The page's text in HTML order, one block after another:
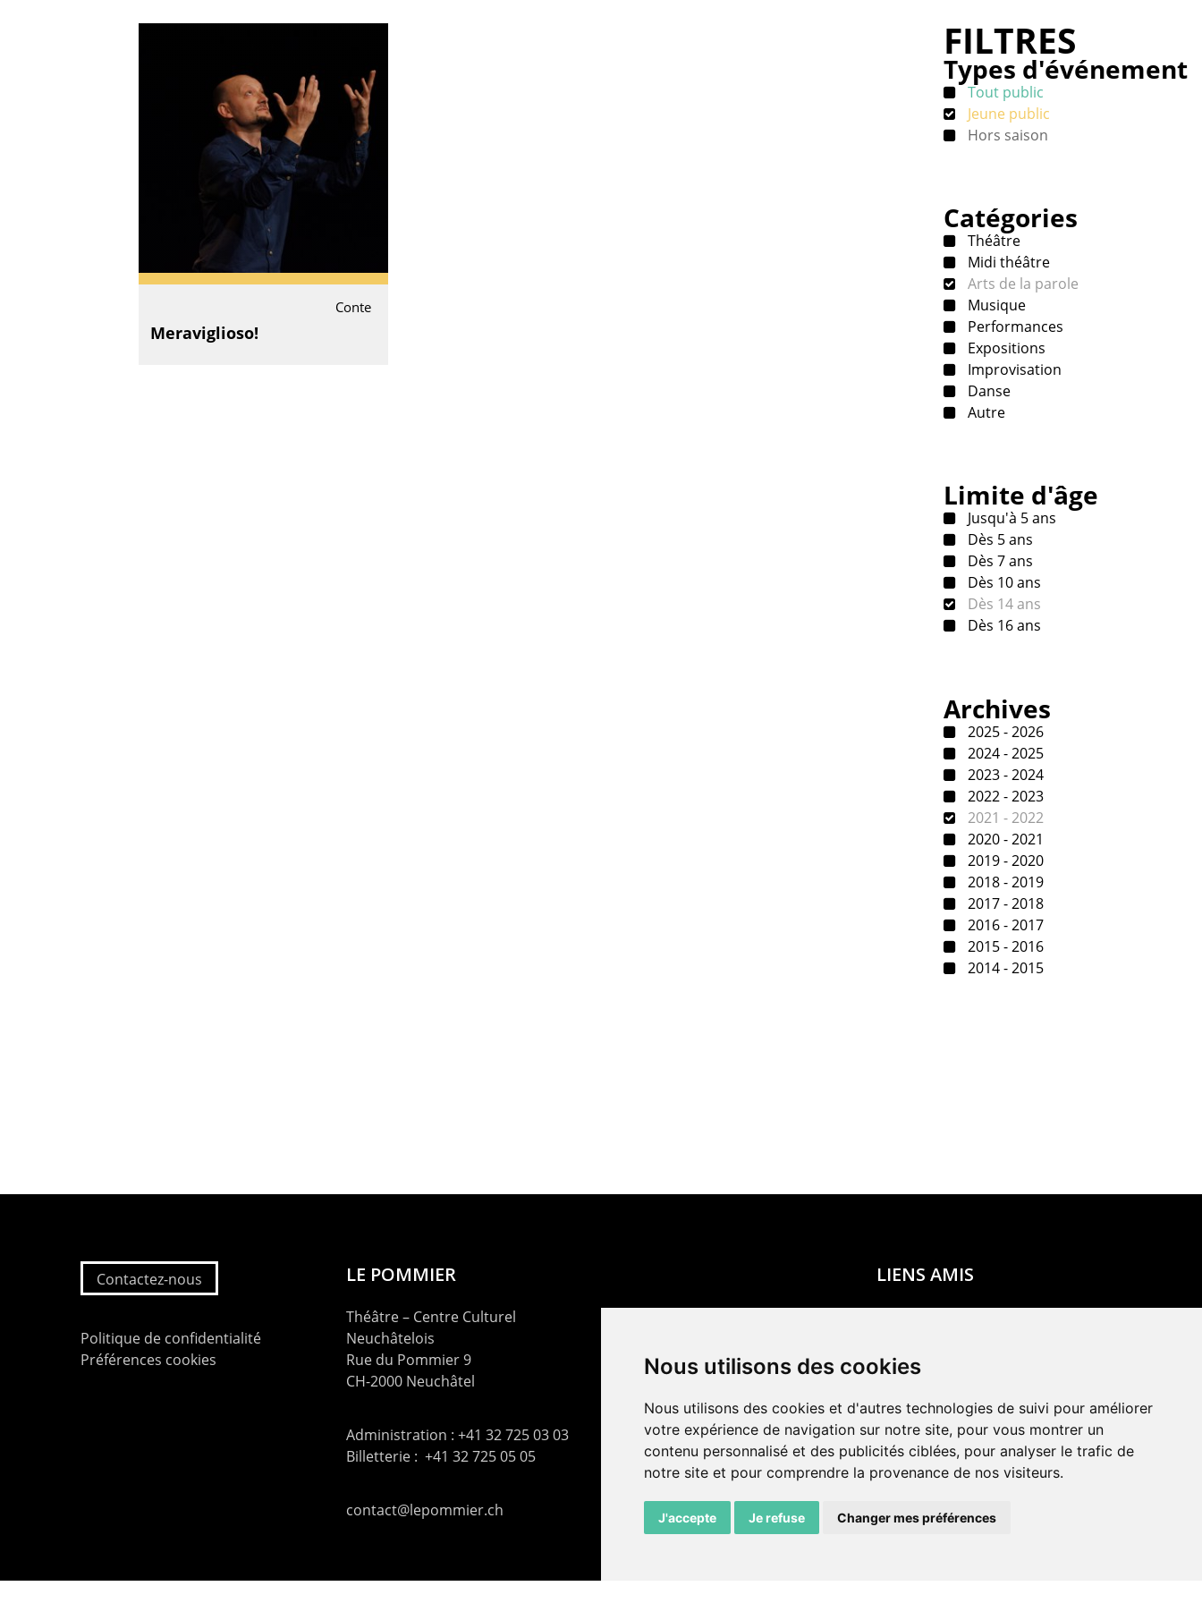
Nous utilisons des cookies
Nous utilisons des cookies et d'autres technologies de suivi pour améliorer
votre expérience de navigation sur notre site, pour vous montrer un
contenu personnalisé et des publicités ciblées, pour analyser le trafic de
notre site et pour comprendre la provenance de nos visiteurs.
J'accepte Je refuse Changer mes préférences
Conte
Meraviglioso!
FILTRES
Types d'événement
Tout public
Jeune public
Hors saison
Catégories
Théâtre
Midi théâtre
Arts de la parole
Musique
Performances
Expositions
Improvisation
Danse
Autre
Limite d'âge
Jusqu'à 5 ans
Dès 5 ans
Dès 7 ans
Dès 10 ans
Dès 14 ans
Dès 16 ans
Archives
2025 - 2026
2024 - 2025
2023 - 2024
2022 - 2023
2021 - 2022
2020 - 2021
2019 - 2020
2018 - 2019
2017 - 2018
2016 - 2017
2015 - 2016
2014 - 2015
Contactez-nous
Politique de confidentialité
Préférences cookies
LE POMMIER
Théâtre – Centre Culturel
Neuchâtelois
Rue du Pommier 9
CH-2000 Neuchâtel
Administration : +41 32 725 03 03
Billetterie : +41 32 725 05 05
contact@lepommier.ch
LIENS AMIS